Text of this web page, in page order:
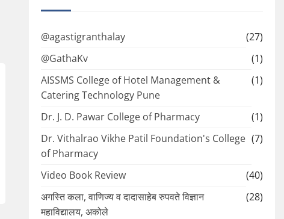
@agastigranthalay
(27)
@GathaKv
(1)
AISSMS College of Hotel Management &
Catering Technology Pune
(1)
Dr. J. D. Pawar College of Pharmacy
(1)
Dr. Vithalrao Vikhe Patil Foundation's College
of Pharmacy
(7)
Video Book Review
(40)
अगस्ति कला, वाणिज्य व दादासाहेब रुपवते विज्ञान
महाविद्यालय, अकोले
(28)